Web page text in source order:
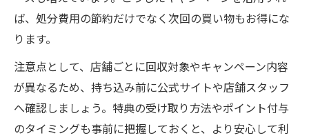
ば、処分費用の節約だけでなく次回の買い物もお得にな
ります。
注意点として、店舗ごとに回収対象やキャンペーン内容
が異なるため、持ち込み前に公式サイトや店舗スタッフ
へ確認しましょう。特典の受け取り方法やポイント付与
のタイミングも事前に把握しておくと、より安心して利